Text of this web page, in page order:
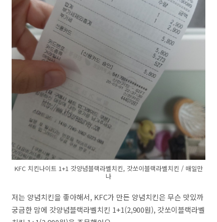
KFC 치킨나이트 1+1 갓양념블랙라벨치킨, 갓쏘이블랙라벨치킨 / 매일만
나
저는 양념치킨을 좋아해서, KFC가 만든 양념치킨은 무슨 맛있까
궁금한 맘에 갓양념블랙라벨치킨 1+1(2,900원), 갓쏘이블랙라벨